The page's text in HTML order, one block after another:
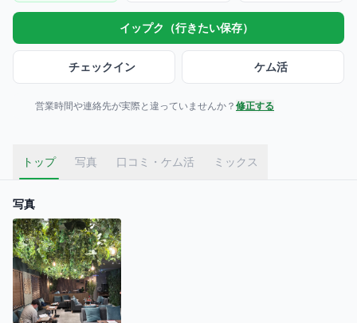
イップク（行きたい保存）
チェックイン ケム活
営業時間や連絡先が実際と違っていませんか？ 修正する
トップ 写真 口コミ・ケム活 ミックス
写真